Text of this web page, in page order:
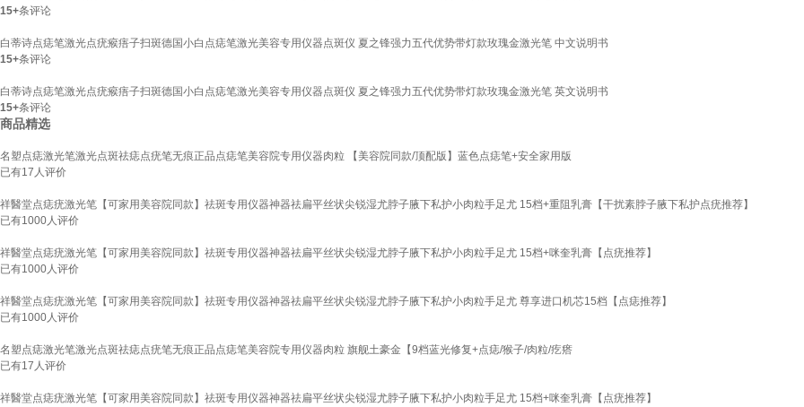
15+条评论
白蒂诗点痣笔激光点疣瘊痦子扫斑德国小白点痣笔激光美容专用仪器点斑仪 夏之锋强力五代优势带灯款玫瑰金激光笔 中文说明书
15+条评论
白蒂诗点痣笔激光点疣瘊痦子扫斑德国小白点痣笔激光美容专用仪器点斑仪 夏之锋强力五代优势带灯款玫瑰金激光笔 英文说明书
15+条评论
商品精选
名塑点痣激光笔激光点斑祛痣点疣笔无痕正品点痣笔美容院专用仪器肉粒 【美容院同款/顶配版】蓝色点痣笔+安全家用版
已有17 人评价
祥醫堂点痣疣激光笔【可家用美容院同款】祛斑专用仪器神器祛扁平丝状尖锐湿尤脖子腋下私护小肉粒手足尤 15档+重阻乳膏【干扰素脖子腋下私护点疣推荐】
已有1000人评价
祥醫堂点痣疣激光笔【可家用美容院同款】祛斑专用仪器神器祛扁平丝状尖锐湿尤脖子腋下私护小肉粒手足尤 15档+咪奎乳膏【点疣推荐】
已有1000人评价
祥醫堂点痣疣激光笔【可家用美容院同款】祛斑专用仪器神器祛扁平丝状尖锐湿尤脖子腋下私护小肉粒手足尤 尊享进口机芯15档【点痣推荐】
已有1000人评价
名塑点痣激光笔激光点斑祛痣点疣笔无痕正品点痣笔美容院专用仪器肉粒 旗舰土豪金【9档蓝光修复+点痣/猴子/肉粒/疙瘩
已有17 人评价
祥醫堂点痣疣激光笔【可家用美容院同款】祛斑专用仪器神器祛扁平丝状尖锐湿尤脖子腋下私护小肉粒手足尤 15档+咪奎乳膏【点疣推荐】